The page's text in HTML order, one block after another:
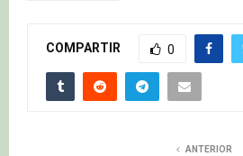
COMPARTIR 0
ANTERIOR